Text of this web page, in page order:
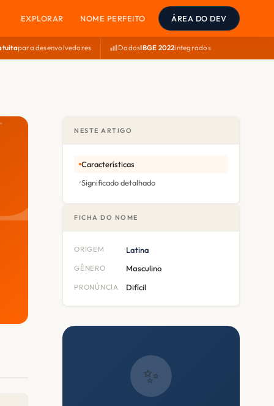
EXPLORAR NOME PERFEITO ÁREA DO DEV
para desenvolvedores DadosIBGE 2022integrados
NESTE ARTIGO
Características
Significado detalhado
FICHA DO NOME
ORIGEM Latina
GÊNERO Masculino
PRONÚNCIA Difícil
✨